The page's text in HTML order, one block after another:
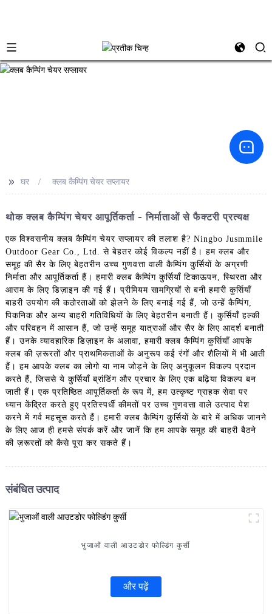
>> घर क्लब कैम्पिंग चेयर सप्लायर
थोक क्लब कैम्पिंग चेयर आपूर्तिकर्ता - निर्माताओं से फैक्टरी प्रत्यक्ष
एक विश्वसनीय क्लब कैम्पिंग चेयर सप्लायर की तलाश है? Ningbo Jusmmile
Outdoor Gear Co., Ltd. से बेहतर कोई विकल्प नहीं है। हम क्लब और
समूह की सैर के लिए बेहतरीन उच्च गुणवत्ता वाली कैम्पिंग कुर्सियों के अग्रणी
निर्माता और आपूर्तिकर्ता हैं। हमारी क्लब कैम्पिंग कुर्सियाँ टिकाऊपन, स्थिरता और
आराम के लिए डिज़ाइन की गई हैं। प्रीमियम सामग्रियों से बनी हमारी कुर्सियाँ
बाहरी उपयोग की कठोरताओं को झेलने के लिए बनाई गई हैं, जो उन्हें कैम्पिंग,
पिकनिक और अन्य बाहरी गतिविधियों के लिए बेहतरीन बनाती हैं। कुर्सियाँ हल्की
और परिवहन में आसान हैं, जो उन्हें समूह यात्राओं और सैर के लिए आदर्श बनाती
हैं। उनके व्यावहारिक डिज़ाइन के अलावा, हमारी क्लब कैम्पिंग कुर्सियाँ आपके
क्लब की ज़रूरतों और प्राथमिकताओं के अनुरूप कई रंगों और शैलियों में भी आती
हैं। हम आपके क्लब का लोगो या नाम जोड़ने के लिए अनुकूलन विकल्प प्रदान
करते हैं, जिससे ये कुर्सियाँ ब्रांडिंग और प्रचार के लिए एक बढ़िया विकल्प बन
जाती हैं। एक प्रतिष्ठित आपूर्तिकर्ता के रूप में, हम उत्कृष्ट ग्राहक सेवा पर
ध्यान केंद्रित करते हुए प्रतिस्पर्धी कीमतों पर उच्च गुणवत्ता वाले उत्पाद पेश
करने में गर्व महसूस करते हैं। हमारी क्लब कैम्पिंग कुर्सियों के बारे में अधिक जानने
के लिए आज ही हमसे संपर्क करें और जानें कि हम आपके समूह की बाहरी बैठने
की ज़रूरतों को कैसे पूरा कर सकते हैं।
संबंधित उत्पाद
भुजाओं वाली आउटडोर फोल्डिंग कुर्सी
और पढ़ें